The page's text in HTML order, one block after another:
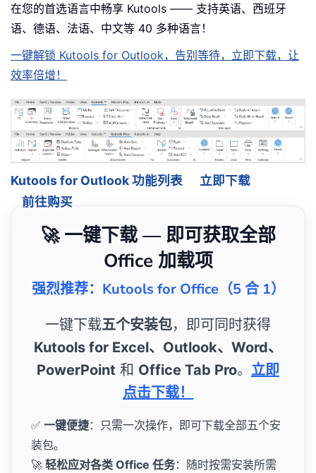
在您的首选语言中畅享 Kutools —— 支持英语、西班牙
语、德语、法语、中文等 40 多种语言！
一键解锁 Kutools for Outlook，告别等待，立即下载，让
效率倍增！
Kutools for Outlook 功能列表
立即下载
前往购买
🚀 一键下载 — 即可获取全部
Office 加载项
强烈推荐：Kutools for Office（5 合 1）
一键下载五个安装包，即可同时获得
Kutools for Excel、Outlook、Word、
PowerPoint 和 Office Tab Pro。 立即
点击下载！
✅ 一键便捷：只需一次操作，即可下载全部五个安
装包。
🚀 轻松应对各类 Office 任务：随时按需安装所需